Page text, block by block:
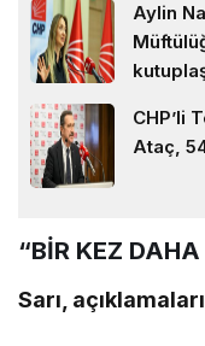
Aylin
CHP’li
Ataç,
“BİR KEZ
Sarı,